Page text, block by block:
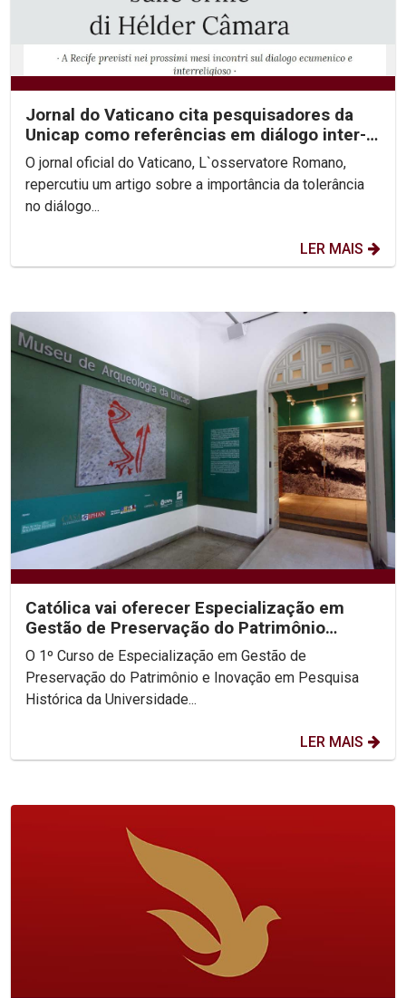
Jornal do Vaticano cita pesquisadores da
Unicap como referências em diálogo inter-
religioso
O jornal oficial do Vaticano, L`osservatore Romano,
repercutiu um artigo sobre a importância da tolerância
no diálogo...
LER MAIS
Católica vai oferecer Especialização em
Gestão de Preservação do Patrimônio
Histórico
O 1º Curso de Especialização em Gestão de
Preservação do Patrimônio e Inovação em Pesquisa
Histórica da Universidade...
LER MAIS